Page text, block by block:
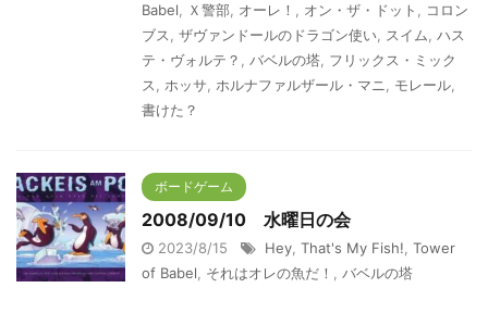
Babel
Ｘ警部 オーレ！ オン・ザ・ドット
コロン
ブス
ザヴァンドールのドラゴン使い スイム
ハス
テ・ヴォルテ？
バベルの塔 フリックス・ミック
ス
ホッサ ホルナファルザール・マニ モレール
書けた？
ボードゲーム
2008/09/10 水曜日の会
2023/8/15 Hey That's My Fish! Tower
of Babel
それはオレの魚だ！ バベルの塔